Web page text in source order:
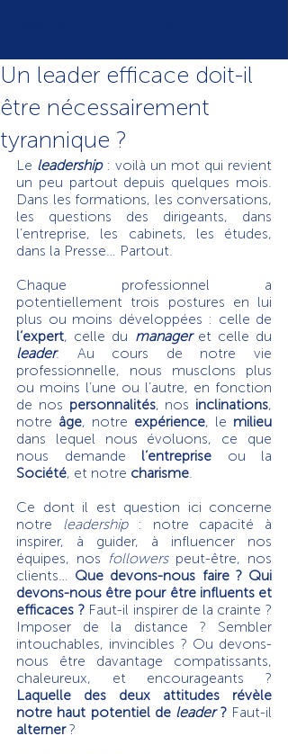
Un leader efficace doit-il
être nécessairement
tyrannique ?
Le leadership : voilà un mot qui revient
un peu partout depuis quelques mois.
Dans les formations, les conversations,
les questions des dirigeants, dans
l’entreprise, les cabinets, les études,
dans la Presse… Partout.
Chaque professionnel a
potentiellement trois postures en lui
l’expert, celle du manager
leader. Au cours de notre vie
professionnelle, nous musclons plus
ou moins l’une ou l’autre, en fonction
de nos personnalités, nos inclinations,
notre âge, notre expérience, le milieu
dans lequel nous évoluons, ce que
nous demande l’entreprise
Société, et notre charisme.
Ce dont il est question ici concerne
notre leadership : notre capacité à
inspirer, à guider, à influencer nos
équipes, nos followers peut-être, nos
clients… Que devons-nous faire ? Qui
devons-nous être pour être influents et
efficaces ? Faut-il inspirer de la crainte ?
Imposer de la distance ? Sembler
intouchables, invincibles ? Ou devons-
nous être davantage compatissants,
Laquelle des deux attitudes révèle
notre haut potentiel de leader ?
alterner ?